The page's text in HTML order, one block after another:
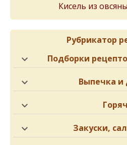
Кисель из
Рубрикатор
Подборки
Выпечка и
Закуски,